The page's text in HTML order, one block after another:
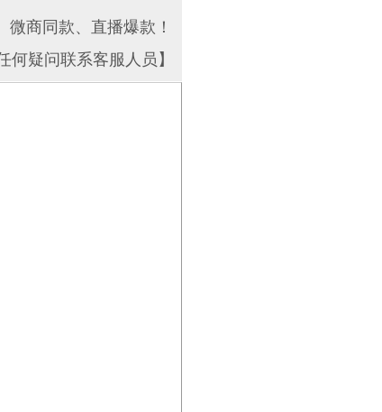
商同款、直播爆款！
疑问联系客服人员】